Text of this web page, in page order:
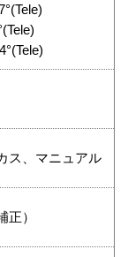
ス、マニュアル
正）